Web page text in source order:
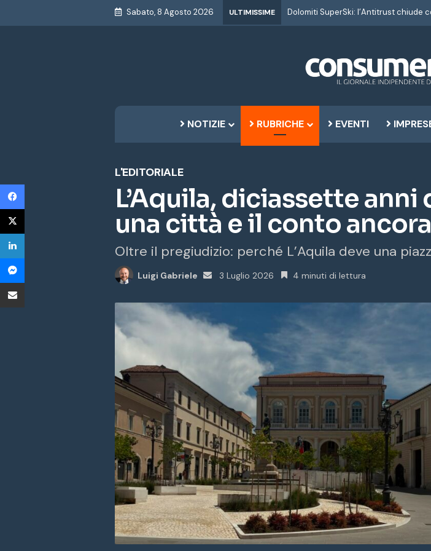
Sabato, 8 Agosto 2026 ULTIMISSIME
NOTIZIE RUBRICHE EVENTI
L'EDITORIALE
L’Aquila, diciassette
una città e il conto
Oltre il pregiudizio: perché L’Aquila deve una
Luigi Gabriele
Invia
3 Luglio 2026 4 minuti di lettura